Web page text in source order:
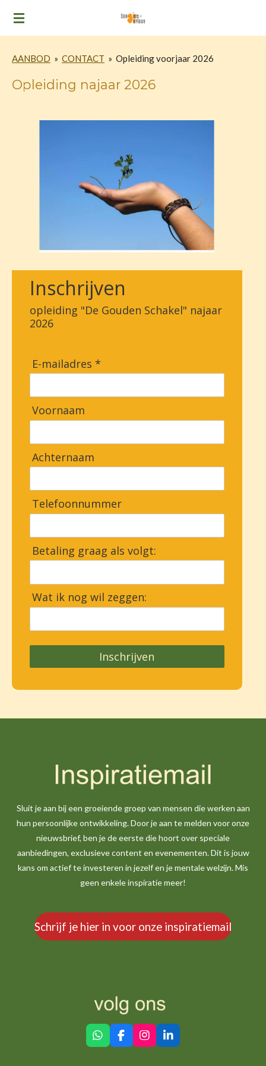
Ga
de
hoofdinhoud
AANBOD » CONTACT » Opleiding voorjaar 2026
Opleiding najaar 2026
Inschrijven
opleiding "De Gouden Schakel" najaar
2026
E-mailadres *
Voornaam
Achternaam
Telefoonnummer
Betaling graag als volgt:
Wat ik nog wil zeggen:
Inschrijven
Sluit je aan bij een groeiende groep van mensen die werken aan
hun persoonlijke ontwikkeling. Door je aan te melden voor onze
nieuwsbrief, ben je de eerste die hoort over speciale
aanbiedingen, exclusieve content en evenementen. Dit is jouw
kans om actief te investeren in jezelf en je mentale welzijn. Mis
geen enkele inspiratie meer!
Schrijf je hier in voor onze inspiratiemail
W
h
F
a
I
n
L
i